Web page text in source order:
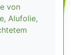
von
Alufolie,